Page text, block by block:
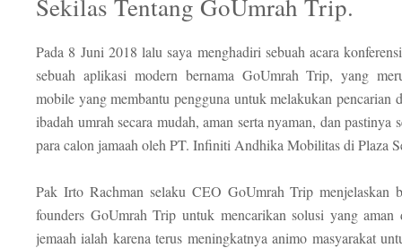
Sekilas Tentang GoUmrah Trip.
Pada 8 Juni 2018 lalu saya menghadiri sebuah acara
sebuah aplikasi modern bernama GoUmrah Trip, yang
mobile yang membantu pengguna untuk melakukan pencarian
ibadah umrah secara mudah, aman serta nyaman, dan pastinya
para calon jamaah oleh PT. Infiniti Andhika Mobilitas di Plaza
Pak Irto Rachman selaku CEO GoUmrah Trip menjelaskan
founders GoUmrah Trip untuk mencarikan solusi yang aman
jemaah ialah karena terus meningkatnya animo masyarakat